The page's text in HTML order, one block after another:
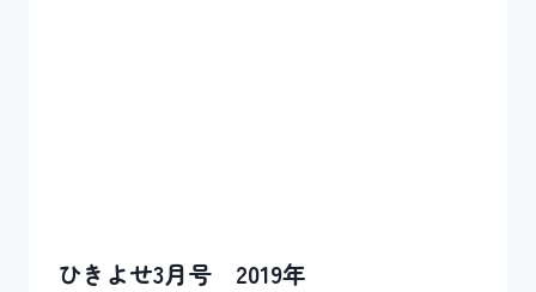
ひきよせ3月号 2019年